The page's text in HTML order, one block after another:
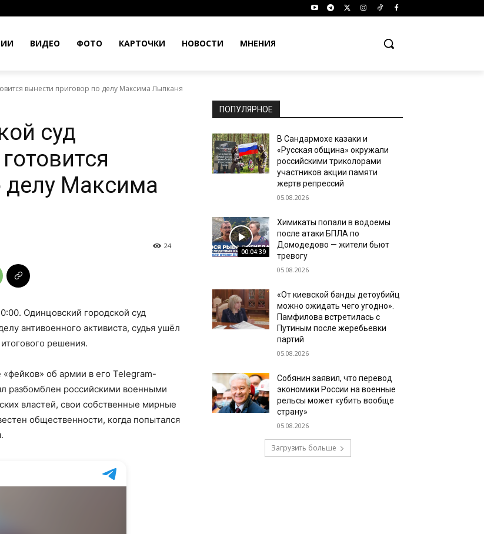
ВИДЕО ФОТО КАРТОЧКИ НОВОСТИ МНЕНИЯ
вынести приговор по делу Максима Лыпканя
суд
делу Максима
24
Одинцовский городской суд
антивоенного активиста, судья ушёл
решения.
об армии в его Telegram-
разбомблен российскими военными
властей, свои собственные мирные
общественности, когда попытался
ПОПУЛЯРНОЕ
В Сандармохе казаки и
«Русская община» окружали
российскими триколорами
участников акции памяти
жертв репрессий
05.08.2026
00:04:39
Химикаты попали в водоемы
после атаки БПЛА по
Домодедово — жители бьют
тревогу
05.08.2026
«От киевской банды детоубийц
можно ожидать чего угодно».
Памфилова встретилась с
Путиным после жеребьевки
партий
05.08.2026
Собянин заявил, что перевод
экономики России на военные
рельсы может «убить вообще
страну»
05.08.2026
Загрузить больше